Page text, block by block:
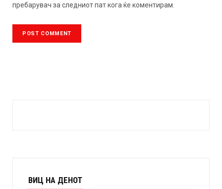
пребарувач за следниот пат кога ќе коментирам.
ВИЦ НА ДЕНОТ